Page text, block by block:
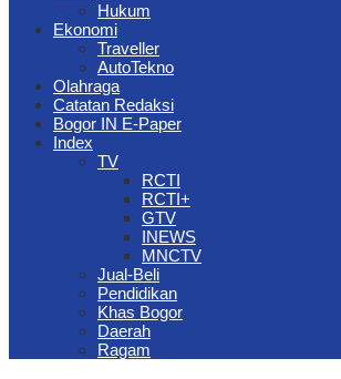
Hukum
Ekonomi
Traveller
AutoTekno
Olahraga
Catatan Redaksi
Bogor IN E-Paper
Index
TV
RCTI
RCTI+
GTV
INEWS
MNCTV
Jual-Beli
Pendidikan
Khas Bogor
Daerah
Ragam